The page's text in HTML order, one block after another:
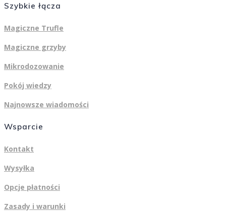
Szybkie łącza
Magiczne Trufle
Magiczne grzyby
Mikrodozowanie
Pokój wiedzy
Najnowsze wiadomości
Wsparcie
Kontakt
Wysyłka
Opcje płatności
Zasady i warunki